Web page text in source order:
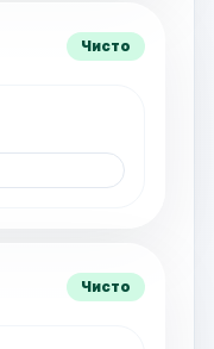
Чисто
Чисто